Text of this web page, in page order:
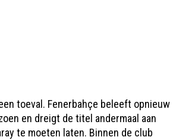
toeval. Fenerbahçe beleeft opnieuw
en dreigt de titel andermaal aan
te moeten laten. Binnen de club